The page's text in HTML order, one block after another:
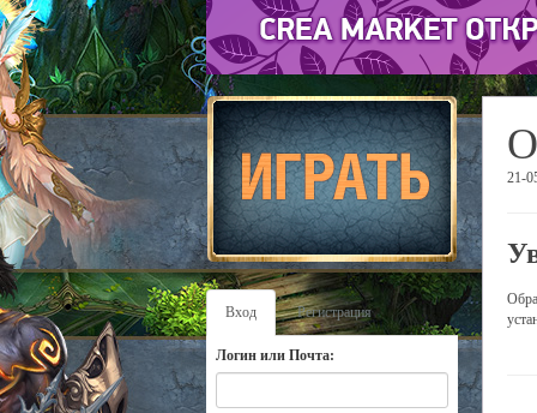
Вход Регистрация
Логин или Почта:
21-